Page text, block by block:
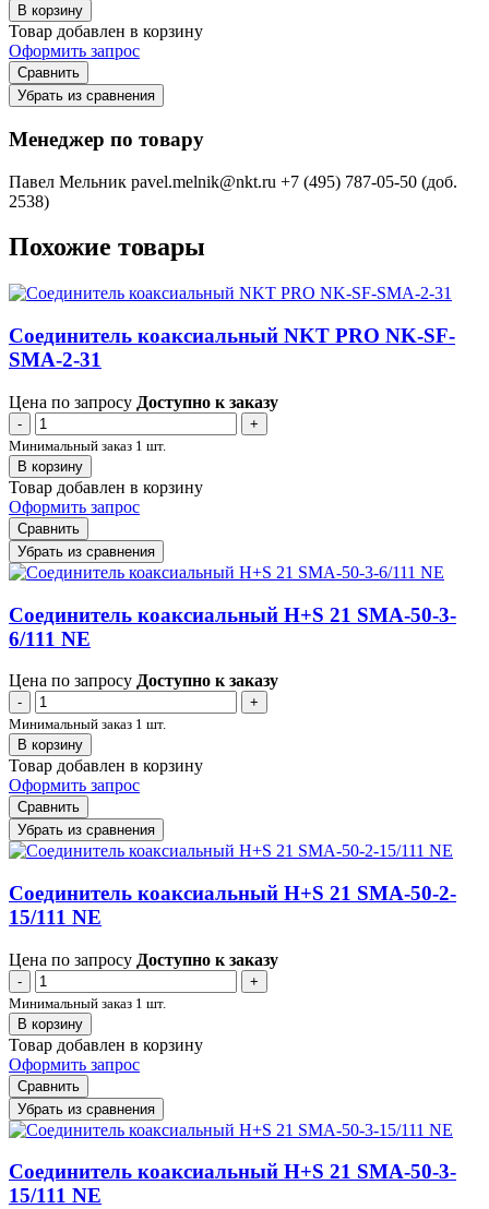
В корзину
Товар добавлен в корзину
Оформить запрос
Сравнить
Убрать из сравнения
Менеджер по товару
Павел Мельник pavel.melnik@nkt.ru +7 (495) 787-05-50 (доб.
2538)
Похожие товары
Соединитель коаксиальный NKT PRO NK-SF-
SMA-2-31
Цена по запросу Доступно к заказу
-
+
Минимальный заказ 1 шт.
В корзину
Товар добавлен в корзину
Оформить запрос
Сравнить
Убрать из сравнения
Соединитель коаксиальный H+S 21 SMA-50-3-
6/111 NE
Цена по запросу Доступно к заказу
-
+
Минимальный заказ 1 шт.
В корзину
Товар добавлен в корзину
Оформить запрос
Сравнить
Убрать из сравнения
Соединитель коаксиальный H+S 21 SMA-50-2-
15/111 NE
Цена по запросу Доступно к заказу
-
+
Минимальный заказ 1 шт.
В корзину
Товар добавлен в корзину
Оформить запрос
Сравнить
Убрать из сравнения
Соединитель коаксиальный H+S 21 SMA-50-3-
15/111 NE